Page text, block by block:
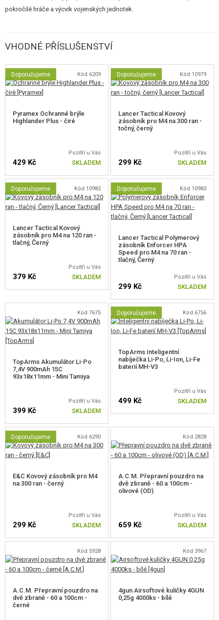
8 mm ložiska
Tlačný plastový zásobník
Nášivka Lancer Tactical
Baterie a nabíječka není součástí balení.Vhodnou Li-Po 7,4V 900mAh
(SKU 7675) a nabíječku naleznete níže ve Vhodném příslušenství.
Mechabox i tělo zbraně mají systém QSC - výměna pružiny je otázkou
okamžiku. Systém QSC, neboli systém rychlé výměny pružiny znamená, že
lze z mechaboxu vyjmout pružinu a trn pružiny, aniž by se musel mechabox
rozebírat. Na hlavě trnu se nacházejí zámky a v mechaboxu jsou k nim
příslušné otvory. Pootočením trnu pak lze trn i s pružinou vyjmout. Tato
zbraň má navíc QSC systém i na těle - není potřeba vyndávat mechabox z
těla - stačí sundat pažbu a odšroubovat její tubus.
Vzduchotechnika
Válec je leštěný pro optimální chod pístu a zvýšení výkonu.
Píst má již v základu hřeben s kovovým ozubením pro maximální výdrž i na
silnějších pružinách. Hlava pístu je plastová s příměsí gumy, pro měkčí a
lehčí doraz a zvýšení životnosti.
Kovová kola mají přímé ozubení, které snižuje axiální sily. Pístové kolo je
opatřeno vačkou pro delší cyklus ramínka trysky a tedy spolehlivé
pokročilé hráče a výcvik vojenských jednotek.
VHODNÉ PŘÍSLUŠENSTVÍ
Doporučujeme Kód 6209
Pyramex Ochranné brýle
Highlander Plus - čiré
Pozítří u Vás
429 Kč SKLADEM
Doporučujeme Kód 10979
Lancer Tactical Kovový
zásobník pro M4 na 300 ran -
točný, černý
Pozítří u Vás
299 Kč SKLADEM
Doporučujeme Kód 10982
Lancer Tactical Kovový
zásobník pro M4 na 120 ran -
tlačný, Černý
Pozítří u Vás
379 Kč SKLADEM
Doporučujeme Kód 10983
Lancer Tactical Polymerový
zásobník Enforcer HPA
Speed pro M4 na 70 ran -
tlačný, Černý
Pozítří u Vás
299 Kč SKLADEM
Kód 7675
TopArms Akumulátor Li-Po
7,4V 900mAh 15C
93x18x11mm - Mini Tamiya
Pozítří u Vás
399 Kč SKLADEM
Doporučujeme Kód 6756
TopArms Inteligentní
nabíječka Li-Po, Li-Ion, Li-Fe
baterií MH-V3
Pozítří u Vás
499 Kč SKLADEM
Doporučujeme Kód 6290
E&C Kovový zásobník pro M4
na 300 ran - černý
Pozítří u Vás
299 Kč SKLADEM
Kód 2828
A.C.M. Přepravní pouzdro na
dvě zbraně - 60 a 100cm -
olivové (OD)
Pozítří u Vás
659 Kč SKLADEM
Kód 5928
A.C.M. Přepravní pouzdro na
dvě zbraně - 60 a 100cm -
černé
Kód 3967
4gun Airsoftové kuličky 4GUN
0,25g 4000ks - bílé